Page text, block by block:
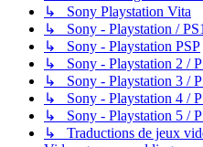
↳ Sony Playstation Vita
↳ Sony - Playstation /
↳ Sony - Playstation PSP
↳ Sony - Playstation 2 /
↳ Sony - Playstation 3 /
↳ Sony - Playstation 4 /
↳ Sony - Playstation 5 /
↳ Traductions de jeux